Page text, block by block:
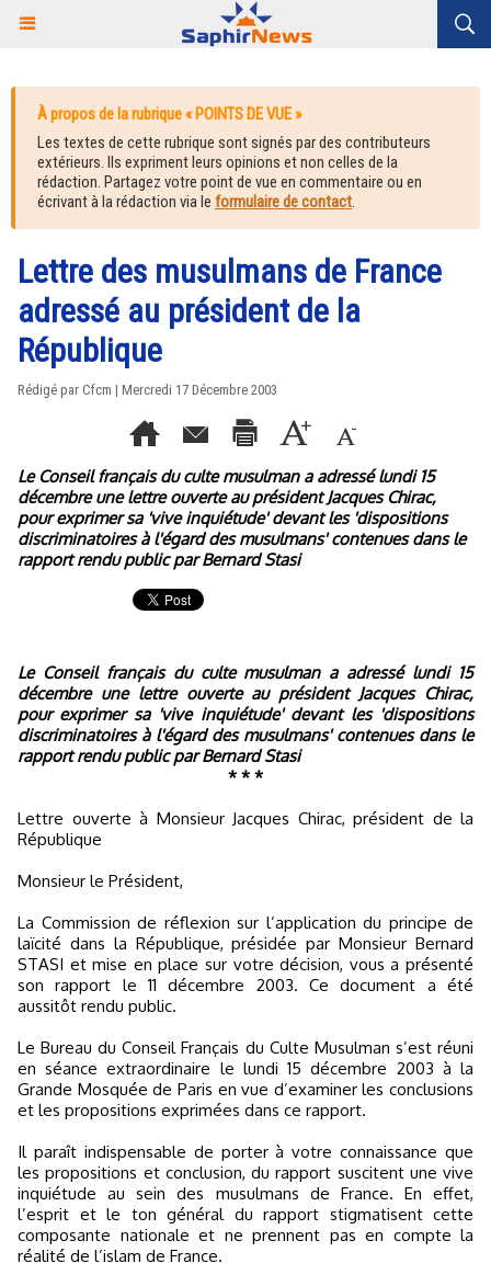
À propos de la rubrique « POINTS DE VUE »
Les textes de cette rubrique sont signés par des contributeurs
extérieurs. Ils expriment leurs opinions et non celles de la
rédaction. Partagez votre point de vue en commentaire ou en
écrivant à la rédaction via le formulaire de contact.
Lettre des musulmans de France
adressé au président de la
République
Rédigé par Cfcm | Mercredi 17 Décembre 2003
Le Conseil français du culte musulman a adressé lundi 15
décembre une lettre ouverte au président Jacques Chirac,
pour exprimer sa 'vive inquiétude' devant les 'dispositions
discriminatoires à l'égard des musulmans' contenues dans le
rapport rendu public par Bernard Stasi
Le Conseil français du culte musulman a adressé lundi 15
décembre une lettre ouverte au président Jacques Chirac,
pour exprimer sa 'vive inquiétude' devant les 'dispositions
discriminatoires à l'égard des musulmans' contenues dans le
rapport rendu public par Bernard Stasi
* * *
Lettre ouverte à Monsieur Jacques Chirac, président de la
République
Monsieur le Président,
La Commission de réflexion sur l’application du principe de
laïcité dans la République, présidée par Monsieur Bernard
STASI et mise en place sur votre décision, vous a présenté
son rapport le 11 décembre 2003. Ce document a été
aussitôt rendu public.
Le Bureau du Conseil Français du Culte Musulman s’est réuni
en séance extraordinaire le lundi 15 décembre 2003 à la
Grande Mosquée de Paris en vue d’examiner les conclusions
et les propositions exprimées dans ce rapport.
Il paraît indispensable de porter à votre connaissance que
les propositions et conclusion, du rapport suscitent une vive
inquiétude au sein des musulmans de France. En effet,
l’esprit et le ton général du rapport stigmatisent cette
composante nationale et ne prennent pas en compte la
réalité de l’islam de France.